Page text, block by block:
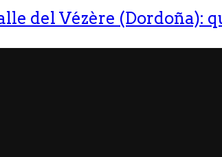
del Vézère (Dordoña):